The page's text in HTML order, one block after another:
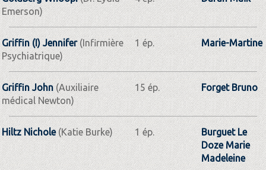
Emerson)
Griffin (I) Jennifer(Infirmière
Psychiatrique)
1 ép. Marie-Martine
Griffin John (Auxiliaire
médical Newton)
15 ép. Forget Bruno
Hiltz Nichole(Katie Burke) 1 ép.
Burguet Le
Doze Marie
Madeleine